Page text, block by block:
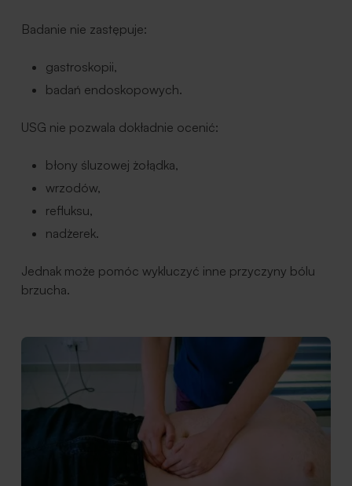
Badanie nie zastępuje:
gastroskopii,
badań endoskopowych.
USG nie pozwala dokładnie ocenić:
błony śluzowej żołądka,
wrzodów,
refluksu,
nadżerek.
Jednak może pomóc wykluczyć inne przyczyny bólu
brzucha.